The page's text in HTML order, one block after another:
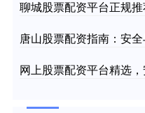
聊城股票配资平台正规
唐山股票配资指南：安
网上股票配资平台精选